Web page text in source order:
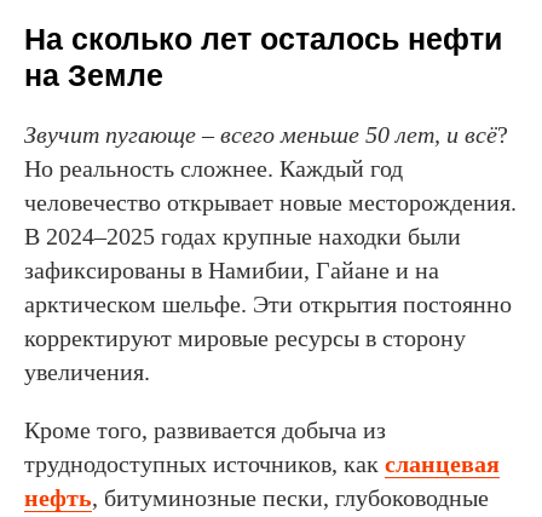
На сколько лет осталось нефти
на Земле
Звучит пугающе – всего меньше 50 лет, и всё?
Но реальность сложнее. Каждый год
человечество открывает новые месторождения.
В 2024–2025 годах крупные находки были
зафиксированы в Намибии, Гайане и на
арктическом шельфе. Эти открытия постоянно
корректируют мировые ресурсы в сторону
увеличения.
Кроме того, развивается добыча из
труднодоступных источников, как сланцевая
нефть, битуминозные пески, глубоководные